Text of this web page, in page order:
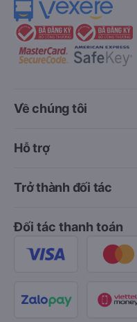
Về chúng tôi
Hỗ trợ
Trở thành đối tác
Đối tác thanh toán